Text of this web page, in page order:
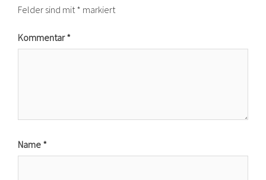
Felder sind mit * markiert
Kommentar*
Name *